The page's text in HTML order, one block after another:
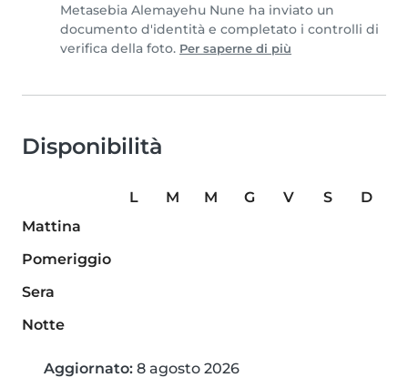
Metasebia Alemayehu Nune ha inviato un
documento d'identità e completato i controlli di
verifica della foto. Per saperne di più
Disponibilità
L M M G V S
D
Mattina
Pomeriggio
Sera
Notte
Aggiornato: 8 agosto 2026